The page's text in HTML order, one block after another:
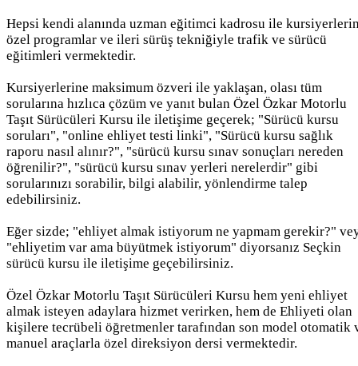
Hepsi kendi alanında uzman eğitimci kadrosu ile
özel programlar ve ileri sürüş tekniğiyle trafik ve sürücü
eğitimleri vermektedir.
Kursiyerlerine maksimum özveri ile yaklaşan, olası tüm
sorularına hızlıca çözüm ve yanıt bulan Özel Özkar Motorlu
Taşıt Sürücüleri Kursu ile iletişime geçerek; "Sürücü kursu
soruları", "online ehliyet testi linki", "Sürücü kursu sağlık
raporu nasıl alınır?", "sürücü kursu sınav sonuçları nereden
öğrenilir?", "sürücü kursu sınav yerleri nerelerdir" gibi
sorularınızı sorabilir, bilgi alabilir, yönlendirme talep
edebilirsiniz.
Eğer sizde; "ehliyet almak istiyorum ne yapmam gerekir?"
"ehliyetim var ama büyütmek istiyorum" diyorsanız Seçkin
sürücü kursu ile iletişime geçebilirsiniz.
Özel Özkar Motorlu Taşıt Sürücüleri Kursu hem yeni ehliyet
almak isteyen adaylara hizmet verirken, hem de Ehliyeti olan
kişilere tecrübeli öğretmenler tarafından son model otomatik
manuel araçlarla özel direksiyon dersi vermektedir.